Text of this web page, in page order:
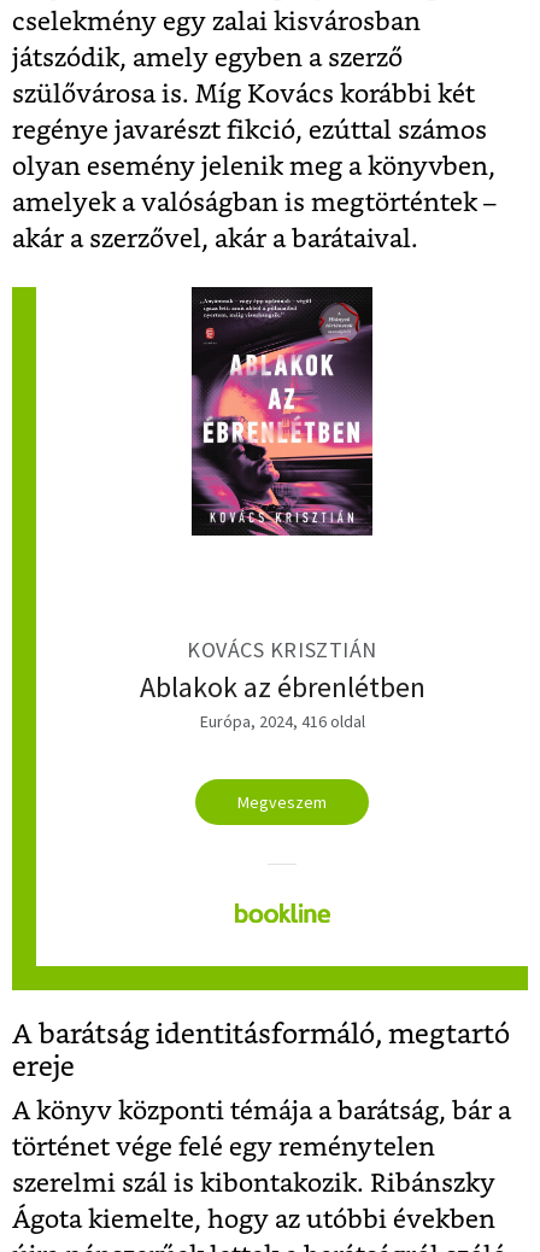
cselekmény egy zalai kisvárosban
játszódik, amely egyben a szerző
szülővárosa is. Míg Kovács korábbi két
regénye javarészt fikció, ezúttal számos
olyan esemény jelenik meg a könyvben,
amelyek a valóságban is megtörténtek –
akár a szerzővel, akár a barátaival.
KOVÁCS KRISZTIÁN
Ablakok az ébrenlétben
Európa, 2024, 416 oldal
Megveszem
A barátság identitásformáló, megtartó
ereje
A könyv központi témája a barátság, bár a
történet vége felé egy reménytelen
szerelmi szál is kibontakozik. Ribánszky
Ágota kiemelte, hogy az utóbbi években